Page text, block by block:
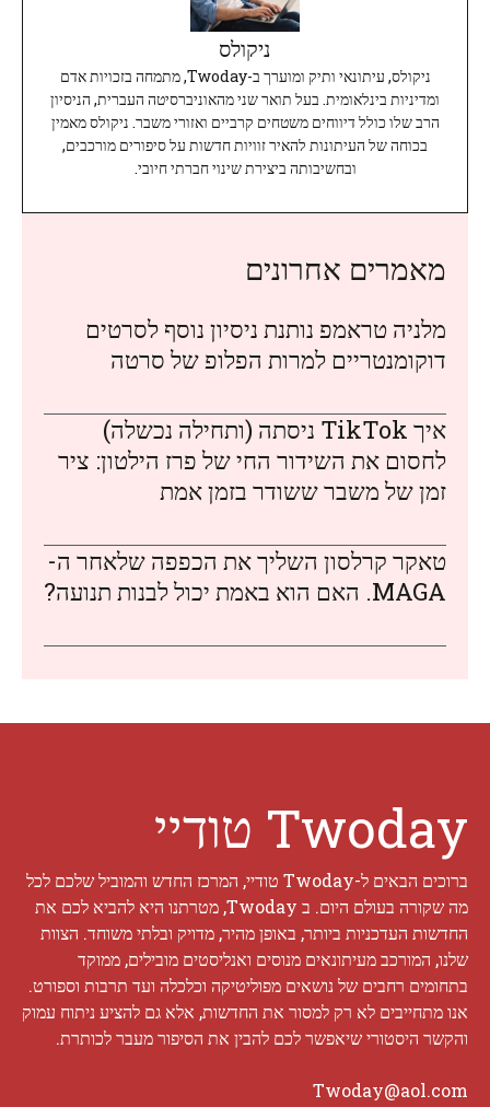
ניקולס
ניקולס, עיתונאי ותיק ומוערך ב-Twoday, מתמחה בזכויות אדם
ומדיניות בינלאומית. בעל תואר שני מהאוניברסיטה העברית, הניסיון
הרב שלו כולל דיווחים משטחים קרביים ואזורי משבר. ניקולס מאמין
בכוחה של העיתונות להאיר זוויות חדשות על סיפורים מורכבים,
ובחשיבותה ביצירת שינוי חברתי חיובי.
מאמרים אחרונים
מלניה טראמפ נותנת ניסיון נוסף לסרטים
דוקומנטריים למרות הפלופ של סרטה
איך TikTok ניסתה (ותחילה נכשלה)
לחסום את השידור החי של פרז הילטון: ציר
זמן של משבר ששודר בזמן אמת
טאקר קרלסון השליך את הכפפה שלאחר ה-
MAGA. האם הוא באמת יכול לבנות תנועה?
Twoday טודיי
ברוכים הבאים ל-Twoday טודיי, המרכז החדש והמוביל שלכם לכל
מה שקורה בעולם היום. ב Twoday, מטרתנו היא להביא לכם את
החדשות העדכניות ביותר, באופן מהיר, מדויק ובלתי משוחד. הצוות
שלנו, המורכב מעיתונאים מנוסים ואנליסטים מובילים, ממוקד
בתחומים רחבים של נושאים מפוליטיקה וכלכלה ועד תרבות וספורט.
אנו מתחייבים לא רק למסור את החדשות, אלא גם להציע ניתוח עמוק
והקשר היסטורי שיאפשר לכם להבין את הסיפור מעבר לכותרת.
Twoday@aol.com